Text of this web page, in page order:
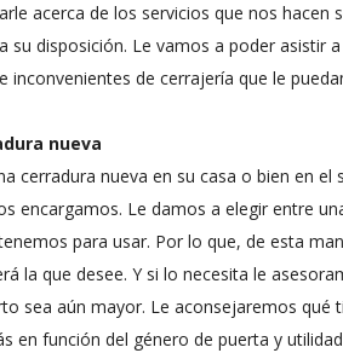
acerca de los servicios que nos hacen
su disposición. Le vamos a poder asistir
inconvenientes de cerrajería que le
nueva
cerradura nueva en su casa o bien en el
encargamos. Le damos a elegir entre
para usar. Por lo que, de esta
la que desee. Y si lo necesita le
sea aún mayor. Le aconsejaremos qué
en función del género de puerta y